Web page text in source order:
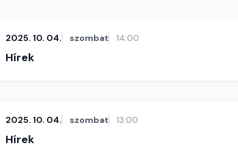
2025. 10. 04. szombat 14:00
Hírek
2025. 10. 04. szombat 13:00
Hírek